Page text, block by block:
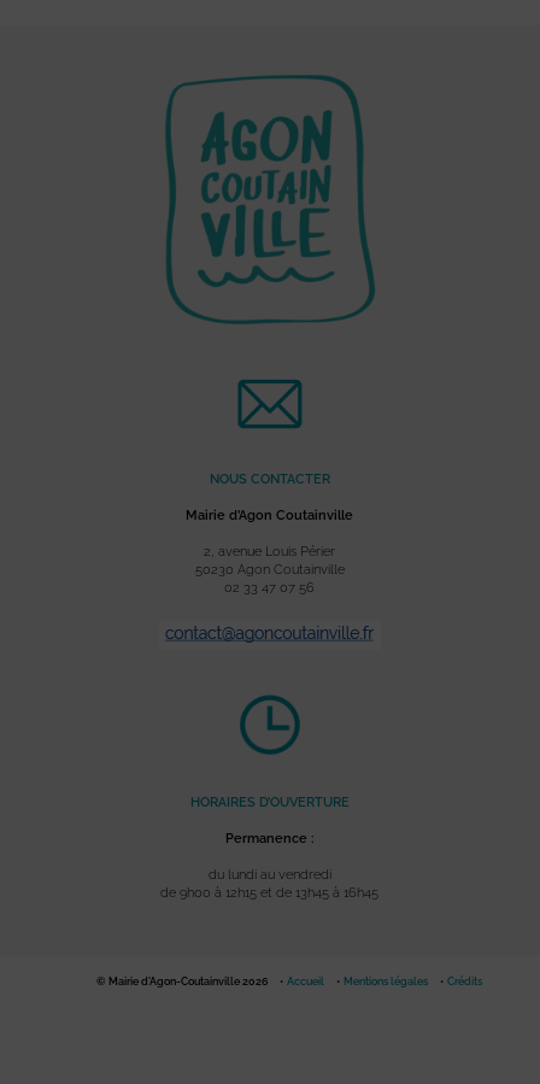
NOUS CONTACTER
Mairie d’Agon Coutainville
2, avenue Louis Périer
50230 Agon Coutainville
02 33 47 07 56
HORAIRES D’OUVERTURE
Permanence :
du lundi au vendredi
de 9h00 à 12h15 et de 13h45 à 16h45
© Mairie d'Agon-Coutainville 2026 Accueil Mentions légales Crédits